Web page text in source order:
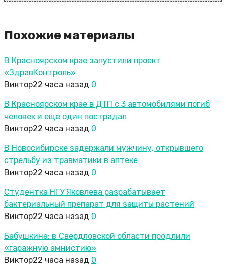
Похожие материалы
В Красноярском крае запустили проект
«ЗдравКонтроль»
Виктор22 часа назад 0
В Красноярском крае в ДТП с 3 автомобилями погиб
человек и еще один пострадал
Виктор22 часа назад 0
В Новосибирске задержали мужчину, открывшего
стрельбу из травматики в аптеке
Виктор22 часа назад 0
Студентка НГУ Яковлева разрабатывает
бактериальный препарат для защиты растений
Виктор22 часа назад 0
Бабушкина: в Свердловской области продлили
«гаражную амнистию»
Виктор22 часа назад 0